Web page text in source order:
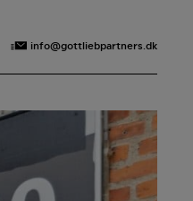
info@gottliebpartners.dk